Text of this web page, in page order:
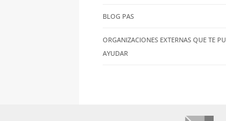
BLOG PAS
ORGANIZACIONES EXTERNAS QUE TE
AYUDAR